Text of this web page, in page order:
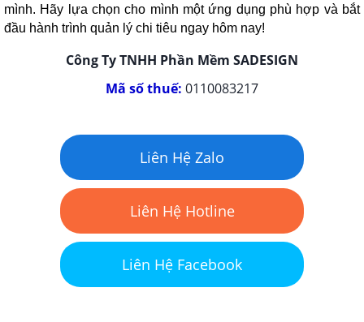
mình. Hãy lựa chọn cho mình một ứng dụng phù hợp và bắt
đầu hành trình quản lý chi tiêu ngay hôm nay!
Công Ty TNHH Phần Mềm SADESIGN
Mã số thuế: 0110083217
Liên Hệ Zalo
Liên Hệ Hotline
Liên Hệ Facebook